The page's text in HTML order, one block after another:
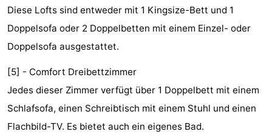
Aussichtspunkte
Attraktionen
Experiences
Dörfer
Diese Lofts sind entweder mit 1 Kingsize-Bett und 1
Doppelsofa oder 2 Doppelbetten mit einem Einzel- oder
Doppelsofa ausgestattet.
[5] - Comfort Dreibettzimmer
Jedes dieser Zimmer verfügt über 1 Doppelbett mit einem
Schlafsofa, einen Schreibtisch mit einem Stuhl und einen
Flachbild-TV. Es bietet auch ein eigenes Bad.